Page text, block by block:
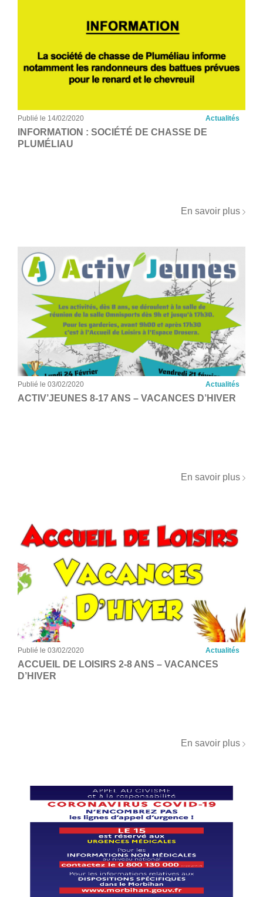
Publié le 14/02/2020 Actualités
INFORMATION : SOCIÉTÉ DE CHASSE DE
PLUMÉLIAU
En savoir plus
Publié le 03/02/2020 Actualités
ACTIV’JEUNES 8-17 ANS – VACANCES D’HIVER
En savoir plus
Publié le 03/02/2020 Actualités
ACCUEIL DE LOISIRS 2-8 ANS – VACANCES
D’HIVER
En savoir plus